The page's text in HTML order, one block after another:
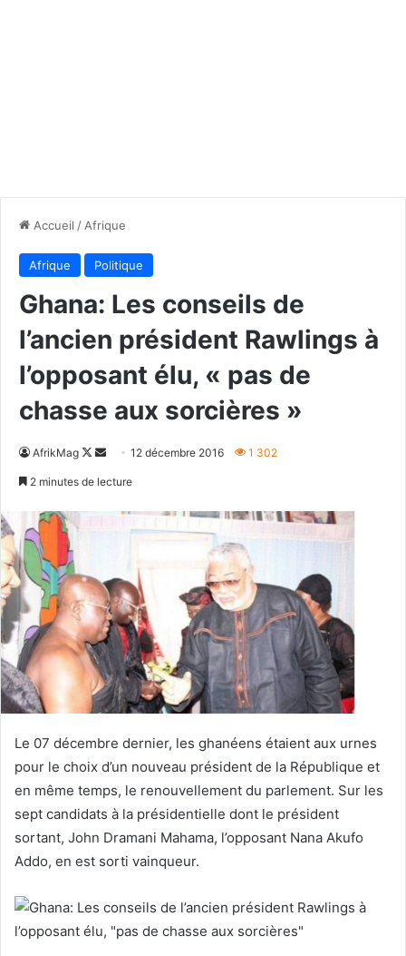
Accueil / Afrique
Afrique Politique
Ghana: Les conseils de
l’ancien président Rawlings à
l’opposant élu, « pas de
chasse aux sorcières »
AfrikMag
Follow
Envoyer12 décembre 2016 1 302
2 minutes de lecture
Le 07 décembre dernier, les ghanéens étaient aux urnes
pour le choix d’un nouveau président de la République et
en même temps, le renouvellement du parlement. Sur les
sept candidats à la présidentielle dont le président
sortant, John Dramani Mahama, l’opposant Nana Akufo
Addo, en est sorti vainqueur.